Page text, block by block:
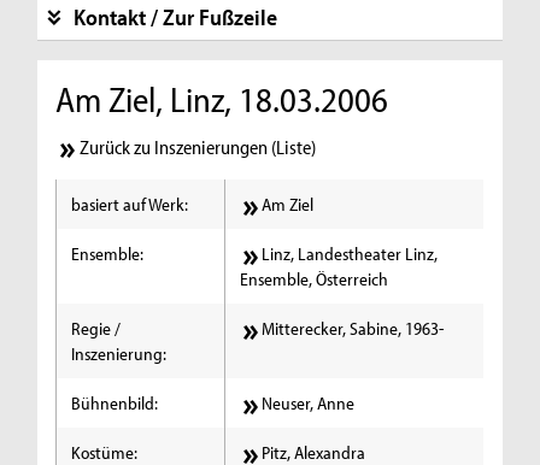
Kontakt / Zur Fußzeile
Am Ziel, Linz, 18.03.2006
Zurück zu Inszenierungen (Liste)
basiert auf Werk: Am Ziel
Ensemble:
Linz, Landestheater Linz,
Ensemble, Österreich
Regie /
Inszenierung:
Mitterecker, Sabine, 1963-
Bühnenbild: Neuser, Anne
Kostüme: Pitz, Alexandra